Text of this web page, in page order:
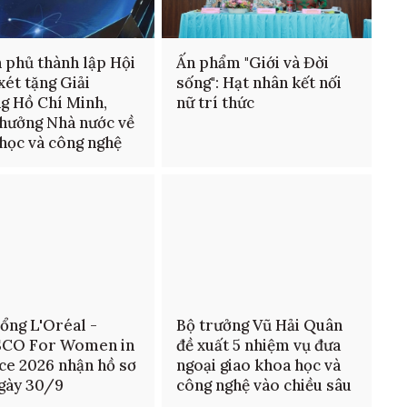
phủ thành lập Hội
tặng Giải
Hồ Chí Minh,
Nhà nước về
và công nghệ
Ấn phẩm "Giới và Đời
sống": Hạt nhân kết nối
nữ trí thức
L'Oréal -
For Women in
2026 nhận hồ sơ
30/9
Bộ trưởng Vũ Hải Quân
đề xuất 5 nhiệm vụ đưa
ngoại giao khoa học và
công nghệ vào chiều sâu